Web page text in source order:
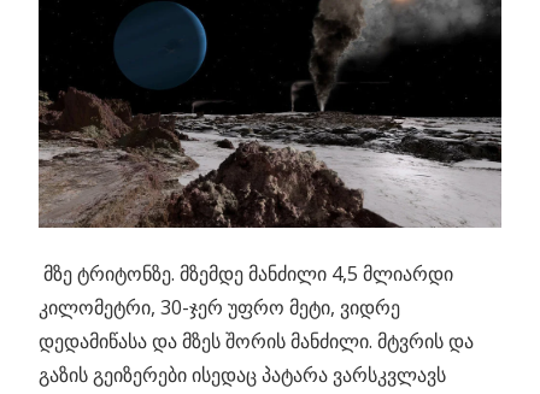
მზე ტრიტონზე. მზემდე მანძილი 4,5 მლიარდი
კილომეტრი, 30-ჯერ უფრო მეტი, ვიდრე
დედამიწასა და მზეს შორის მანძილი. მტვრის და
გაზის გეიზერები ისედაც პატარა ვარსკვლავს